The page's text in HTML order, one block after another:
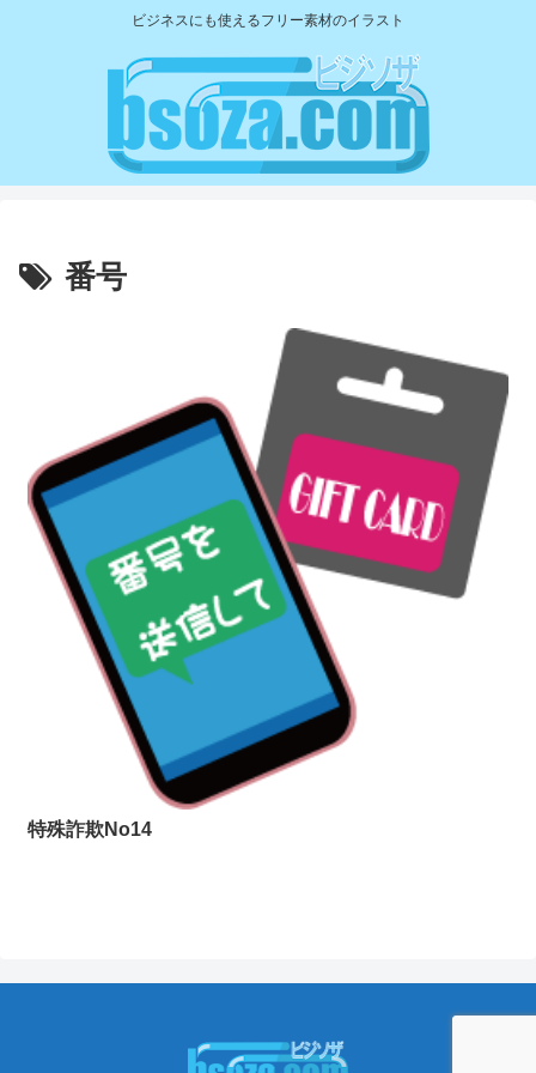
ビジネスにも使えるフリー素材のイラスト
番号
特殊詐欺No14